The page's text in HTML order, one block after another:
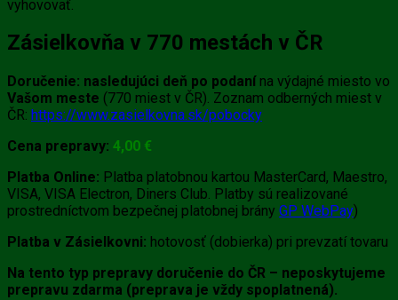
vyhovovať.
Zásielkovňa v 770 mestách v ČR
Doručenie: nasledujúci deň po podanína výdajné miesto vo
Vašom meste (770 miest v ČR). Zoznam odberných miest v
ČR: https://www.zasielkovna.sk/pobocky
Cena prepravy: 4,00 €
Platba Online: Platba platobnou kartou MasterCard, Maestro,
VISA, VISA Electron, Diners Club. Platby sú realizované
prostredníctvom bezpečnej platobnej brány GP WebPay)
Platba v Zásielkovni: hotovosť (dobierka) pri prevzatí tovaru
Na tento typ prepravy doručenie do ČR – neposkytujeme
prepravu zdarma (preprava je vždy spoplatnená).